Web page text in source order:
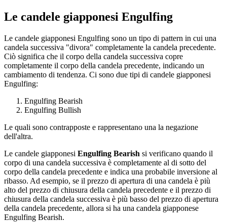
Le candele giapponesi Engulfing
Le candele giapponesi Engulfing sono un tipo di pattern in cui una
candela successiva "divora" completamente la candela precedente.
Ciò significa che il corpo della candela successiva copre
completamente il corpo della candela precedente, indicando un
cambiamento di tendenza. Ci sono due tipi di candele giapponesi
Engulfing:
Engulfing Bearish
Engulfing Bullish
Le quali sono contrapposte e rappresentano una la negazione
dell'altra.
Le candele giapponesi Engulfing Bearish si verificano quando il
corpo di una candela successiva è completamente al di sotto del
corpo della candela precedente e indica una probabile inversione al
ribasso. Ad esempio, se il prezzo di apertura di una candela è più
alto del prezzo di chiusura della candela precedente e il prezzo di
chiusura della candela successiva è più basso del prezzo di apertura
della candela precedente, allora si ha una candela giapponese
Engulfing Bearish.